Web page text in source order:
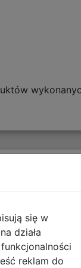
się
się w
działa
reklam do